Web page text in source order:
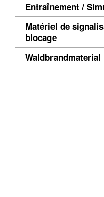
Entraînement /
Matériel de
blocage
Waldbrandmaterial